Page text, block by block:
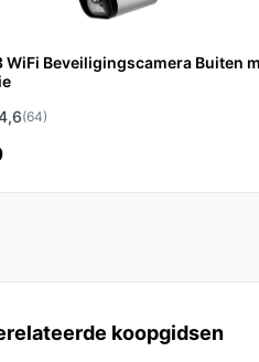
Huisdiercamera van Dual R&D
woning wil beveiligen. Met
camera gemoedsrust.
alle specificaties en
perfect past bij jouw behoeften!
WiFi Beveiligingscamera Buiten
(64)
koopgidsen